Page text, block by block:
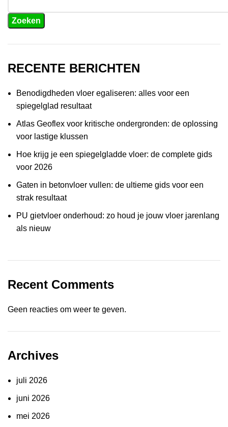
Zoeken
RECENTE BERICHTEN
Benodigdheden vloer egaliseren: alles voor een
spiegelglad resultaat
Atlas Geoflex voor kritische ondergronden: de oplossing
voor lastige klussen
Hoe krijg je een spiegelgladde vloer: de complete gids
voor 2026
Gaten in betonvloer vullen: de ultieme gids voor een
strak resultaat
PU gietvloer onderhoud: zo houd je jouw vloer jarenlang
als nieuw
Recent Comments
Geen reacties om weer te geven.
Archives
juli 2026
juni 2026
mei 2026